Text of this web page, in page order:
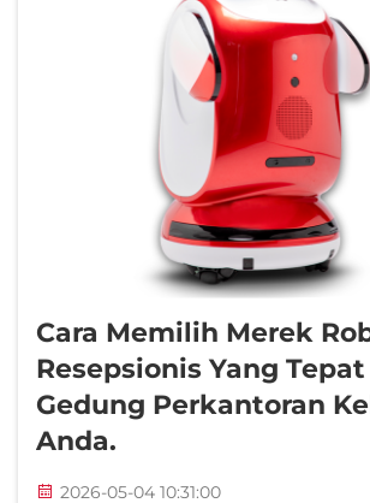
Cara Memilih Merek
Resepsionis Yang
Gedung Perkantoran
Anda.
2026-05-04 10:31:00